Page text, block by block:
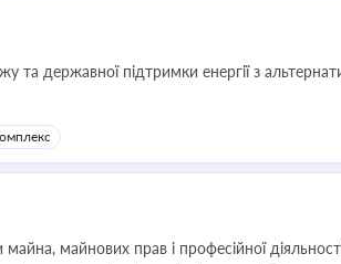
та державної підтримки енергії з
майнових прав і професійної